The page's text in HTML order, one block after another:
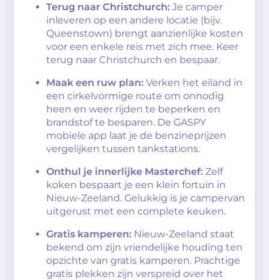
Terug naar Christchurch: Je camper
inleveren op een andere locatie (bijv.
Queenstown) brengt aanzienlijke kosten
voor een enkele reis met zich mee. Keer
terug naar Christchurch en bespaar.
Maak een ruw plan: Verken het eiland in
een cirkelvormige route om onnodig
heen en weer rijden te beperken en
brandstof te besparen. De GASPY
mobiele app laat je de benzineprijzen
vergelijken tussen tankstations.
Onthul je innerlijke Masterchef: Zelf
koken bespaart je een klein fortuin in
Nieuw-Zeeland. Gelukkig is je campervan
uitgerust met een complete keuken.
Gratis kamperen: Nieuw-Zeeland staat
bekend om zijn vriendelijke houding ten
opzichte van gratis kamperen. Prachtige
gratis plekken zijn verspreid over het